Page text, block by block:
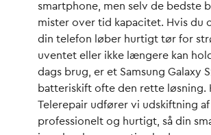
smartphone, men selv de bedste
mister over tid kapacitet. Hvis du
din telefon løber hurtigt tør for
uventet eller ikke længere kan
dags brug, er et Samsung Galaxy
batteriskift ofte den rette løsning.
Telerepair udfører vi udskiftning
professionelt og hurtigt, så din